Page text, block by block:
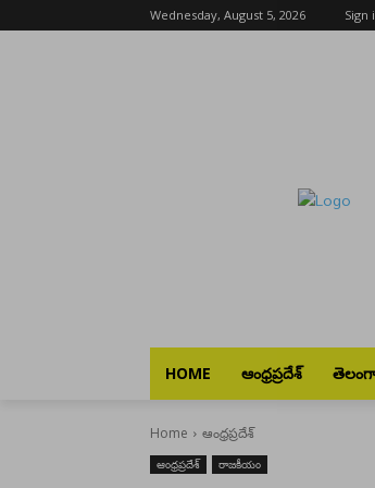
Wednesday, August 5, 2026 Sign
HOME ఆంధ్రప్రదేశ్
Home ఆంధ్రప్రదేశ్
ఆంధ్రప్రదేశ్ రాజకీయం